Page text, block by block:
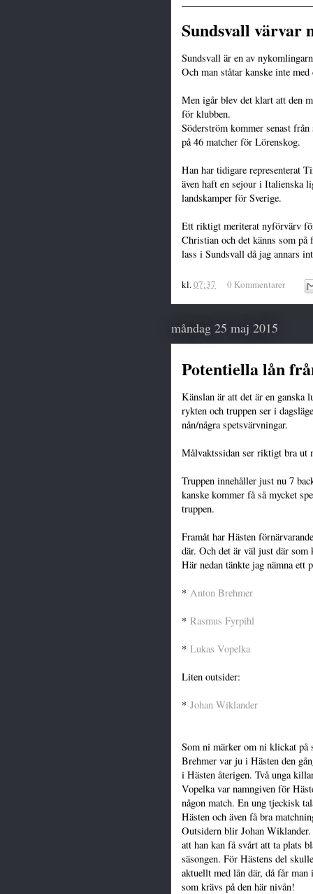
Sundsvall värvar
Sundsvall är en av
Och man ståtar kanske inte
Men igår blev det klart att den
för klubben.
Söderström kommer senast
på 46 matcher för Lörenskog.
Han har tidigare representerat
även haft en sejour i Italienska
landskamper för Sverige.
Ett riktigt meriterat nyförvärv
Christian och det känns som
lass i Sundsvall då jag annars
kl.07:37 0 Kommentarer
måndag 25 maj 2015
Potentiella lån
Känslan är att det är en
rykten och truppen ser i
nån/några spetsvärvningar.
Målvaktssidan ser riktigt bra ut
Truppen innehåller just nu 7
kanske kommer få så mycket
truppen.
Framåt har Hästen
där. Och det är väl just där
Här nedan tänkte jag nämna ett
* Anton Brehmer
* Rasmus Fyrpihl
* Lukas Vopelka
Liten outsider:
* Johan Wiklander
Som ni märker om ni klickat på
Brehmer var ju i Hästen den
i Hästen återigen. Två unga
Vopelka var namngiven för
någon match. En ung tjeckisk
Hästen och även få bra
Outsidern blir Johan
att han kan få svårt att ta plats
säsongen. För Hästens del
aktuellt med lån där, då får
som krävs på den här nivån!